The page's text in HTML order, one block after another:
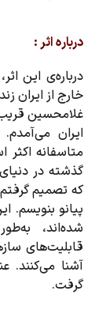
درباره اثر :
درباره‌ی این
خارج از ايران
غلامحسين قريب
ايران
متاسفانه اکثر
گذشته در
که تصميم
پيانو بنويسم.
شده‌اند،
قابليت‌های
آشنا می‌کنند.
گرفت.